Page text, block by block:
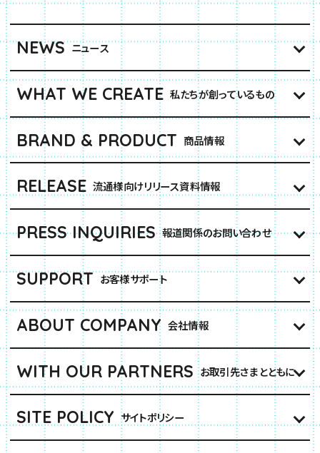
NEWS ニュース
WHAT WE CREATE 私たちが創っているもの
BRAND & PRODUCT 商品情報
RELEASE 流通様向けリリース資料情報
PRESS INQUIRIES 報道関係のお問い合わせ
SUPPORT お客様サポート
ABOUT COMPANY 会社情報
WITH OUR PARTNERS お取引先さまとともに
SITE POLICY サイトポリシー